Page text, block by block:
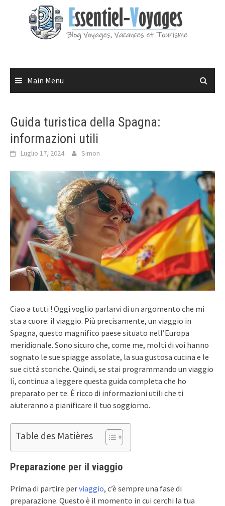
Main Menu
Guida turistica della Spagna:
informazioni utili
Luglio 17, 2024 Simon
Ciao a tutti ! Oggi voglio parlarvi di un argomento che mi
sta a cuore: il viaggio. Più precisamente, un viaggio in
Spagna, questo magnifico paese situato nell’Europa
meridionale. Sono sicuro che, come me, molti di voi hanno
sognato le sue spiagge assolate, la sua gustosa cucina e le
sue città storiche. Quindi, se stai programmando un viaggio
lì, continua a leggere questa guida completa che ho
preparato per te. È ricco di informazioni utili che ti
aiuteranno a pianificare il tuo soggiorno.
Table des Matières
Preparazione per il viaggio
Prima di partire perviaggio, c’è sempre una fase di
preparazione. Questo è il momento in cui cerchi la tua